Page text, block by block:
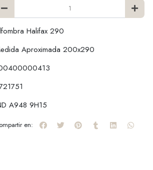
Halifax 290
Aproximada 200x290
A948 9H15
en: